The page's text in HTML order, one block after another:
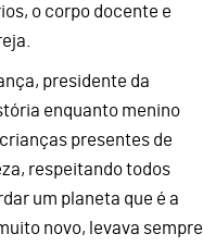
o corpo docente e
presidente da
enquanto menino
presentes de
respeitando todos
um planeta que é a
novo, levava sempre